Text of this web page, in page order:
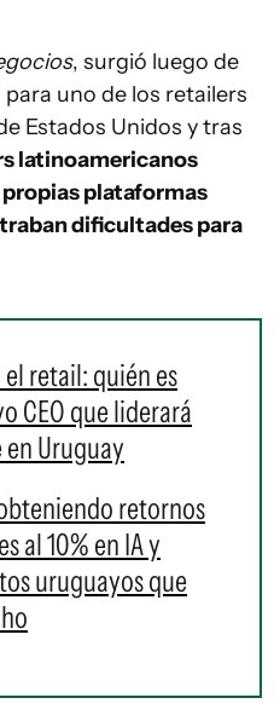
, surgió luego de
uno de los retailers
Estados Unidos y tras
latinoamericanos
plataformas
dificultades para
retail: quién es
CEO que liderará
en Uruguay
retornos
al 10% en IA y
uruguayos que